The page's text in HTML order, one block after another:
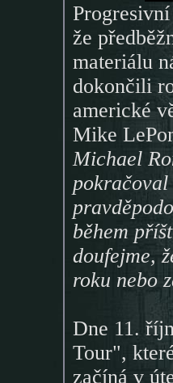
že
materiálu
dokončili
americké
Mike
Michael
během
doufejme,
roku nebo
Dne 11.
Tour",
začíná v